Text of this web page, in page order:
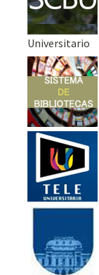
Universitario